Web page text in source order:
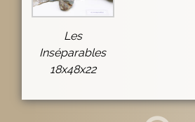
Les
Inséparables
18x48x22